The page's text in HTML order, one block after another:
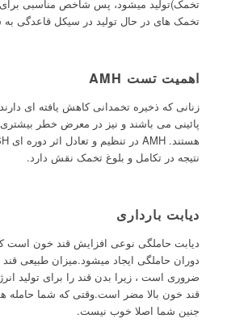
تخمک)تولید میشود، پس شاخص مناسبی برای
تخمک های در حال تولید در سیکل قاعدگی به
اهمیت تست AMH
زنانی که ذخیره تخمدانی کاهش یافته ای
پائینی می باشند و نیز در معرض خطر
نتیجه در تکامل و بلوغ تخمک نقش دارد.
دیابت بارداری
دیابت حاملگی نوعی افزایش قند خون است
دوران حاملگی ایجاد میشود.میزان طبیعی
ضروری است ، زیرا بدن قند را برای تولید
قند خون بالا مضر است.وقتی که شما حامله
جنین شما اصلا خوب نیست.